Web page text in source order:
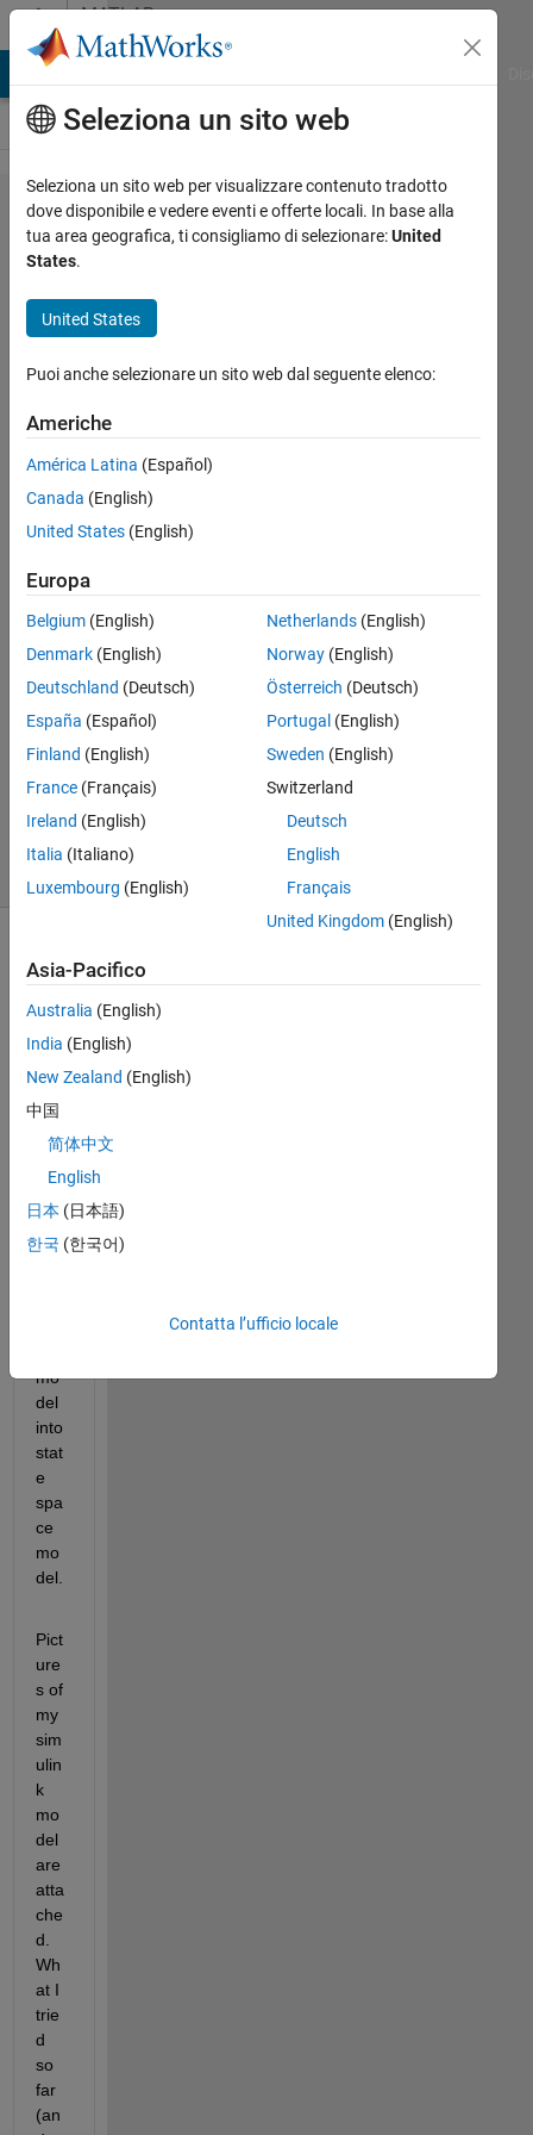
Vai al contenutoMATLAB
Answers
Problem
in
MATLAB
Simulink
model
(state
space)
Irfan
23 Lug
2019
1
Risposta
Aggiornato
2019
29
Visualizzazioni
wa
nt
to
e
mo
del
into
stat
e
spa
ce
mo
del.
Pict
ure
s of
my
sim
ulin
k
mo
del
are
atta
che
d.
Wh
at I
trie
d
so
far
(an
Seleziona un sito web
Seleziona un sito web per visualizzare contenuto tradotto
dove disponibile e vedere eventi e offerte locali. In base alla
tua area geografica, ti consigliamo di selezionare:United
States.
United States
Puoi anche selezionare un sito web dal seguente elenco:
Americhe
América Latina (Español)
Canada (English)
United States (English)
Europa
Belgium (English)
Denmark (English)
Deutschland (Deutsch)
España (Español)
Finland (English)
France (Français)
Ireland (English)
Italia (Italiano)
Luxembourg (English)
Netherlands(English)
Norway(English)
Österreich (Deutsch)
Portugal (English)
Sweden (English)
Switzerland
Deutsch
English
Français
United Kingdom(English)
Asia-Pacifico
Australia (English)
India (English)
New Zealand (English)
中国
简体中文
English
日本 (日本語)
한국 (한국어)
Contatta l’ufficio locale